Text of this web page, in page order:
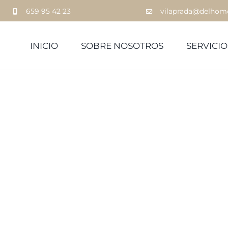
659 95 42 23
INICIO SOBRE NOSOTROS